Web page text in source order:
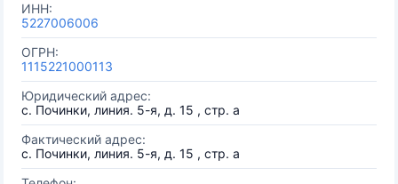
ИНН:
5227006006
ОГРН:
1115221000113
Юридический адрес:
с. Починки, линия. 5-я, д. 15 , стр. а
Фактический адрес:
с. Починки, линия. 5-я, д. 15 , стр. а